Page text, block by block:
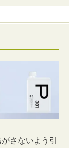
さないよう引